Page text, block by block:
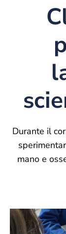
Durante il
mano e